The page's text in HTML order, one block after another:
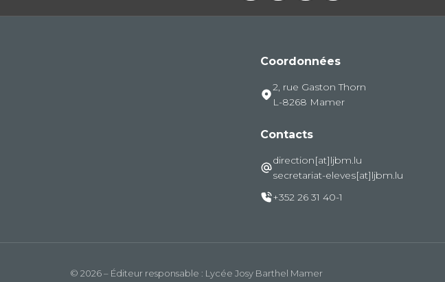
Coordonnées
2, rue Gaston Thorn
L-8268 Mamer
Contacts
direction[at]ljbm.lu
secretariat-eleves[at]ljbm.lu
+352 26 31 40-1
© 2026 – Éditeur responsable : Lycée Josy Barthel Mamer